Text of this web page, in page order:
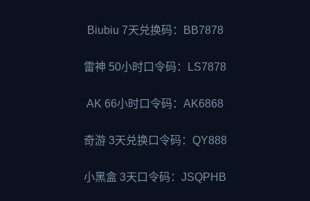
Biubiu 7天兑换码：BB7878
雷神 50小时口令码：LS7878
AK 66小时口令码：AK6868
奇游 3天兑换口令码：QY888
小黑盒 3天口令码：JSQPHB